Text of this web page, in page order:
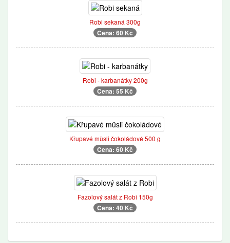
Robi sekaná 300g
Cena: 60 Kč
Robi - karbanátky 200g
Cena: 55 Kč
Křupavé müsli čokoládové 500 g
Cena: 60 Kč
Fazolový salát z Robi 150g
Cena: 40 Kč